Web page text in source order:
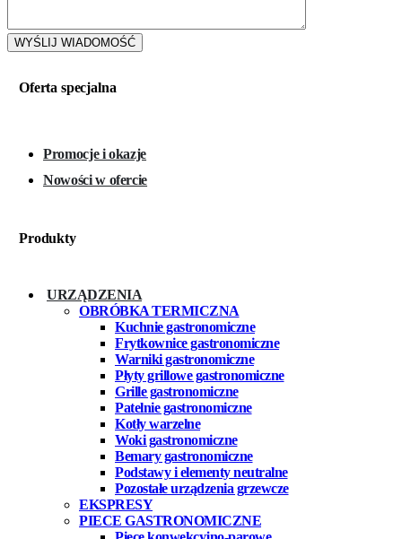
Oferta specjalna
Promocje i okazje
Nowości w ofercie
Produkty
URZĄDZENIA
OBRÓBKA TERMICZNA
Kuchnie gastronomiczne
Frytkownice gastronomiczne
Warniki gastronomiczne
Płyty grillowe gastronomiczne
Grille gastronomiczne
Patelnie gastronomiczne
Kotły warzelne
Woki gastronomiczne
Bemary gastronomiczne
Podstawy i elementy neutralne
Pozostałe urządzenia grzewcze
EKSPRESY
PIECE GASTRONOMICZNE